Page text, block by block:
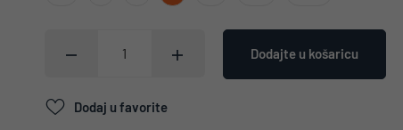
Dodajte u košaricu
Dodaj u favorite